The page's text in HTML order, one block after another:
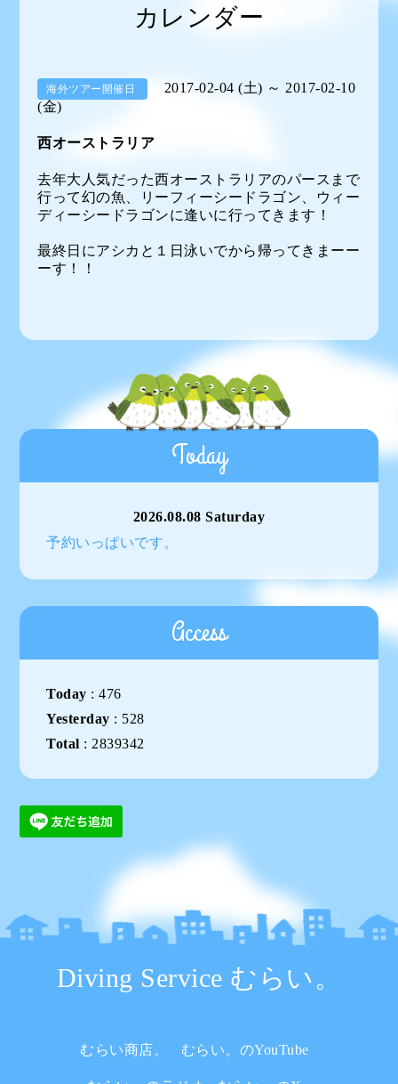
カレンダー
海外ツアー開催日
2017-02-04 (土) ～ 2017-02-10
(金)
西オーストラリア
去年大人気だった西オーストラリアのパースまで
行って幻の魚、リーフィーシードラゴン、ウィー
ディーシードラゴンに逢いに行ってきます！
最終日にアシカと１日泳いでから帰ってきまーー
ーす！！
Today
2026.08.08 Saturday
予約いっぱいです。
Access
Today :476
Yesterday : 528
Total : 2839342
Diving Service むらい。
むらい商店。 むらい。のYouTube